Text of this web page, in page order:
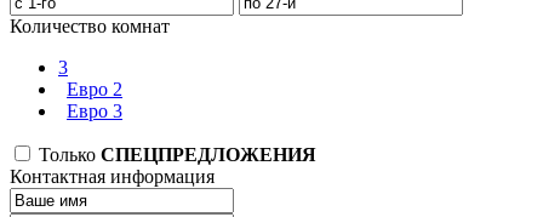
Количество комнат
3
Евро 2
Евро 3
Только СПЕЦПРЕДЛОЖЕНИЯ
Контактная информация